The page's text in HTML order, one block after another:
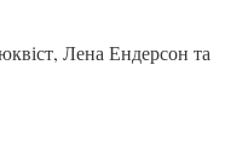
Лена Ендерсон та